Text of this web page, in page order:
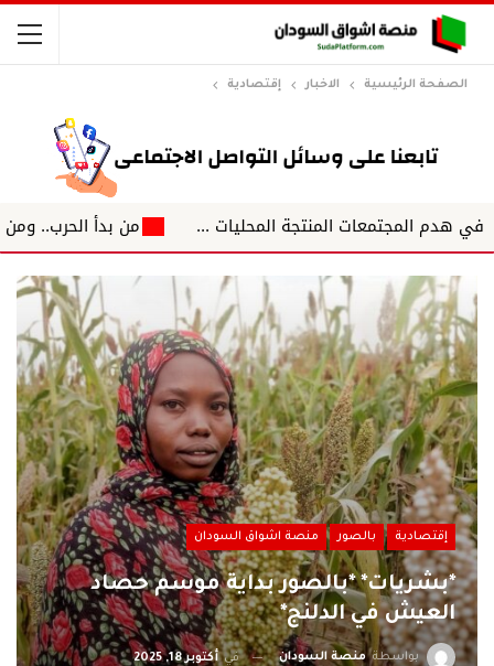
الصفحة الرئيسية الاخبار إقتصادية
من بدأ الحرب.. ومن سيكتب
إقتصادية بالصور منصة اشواق السودان
*بشريات* *بالصور بداية موسم حصاد
العيش في الدلنج*
بواسطةمنصة السودان فيأكتوبر 18, 2025